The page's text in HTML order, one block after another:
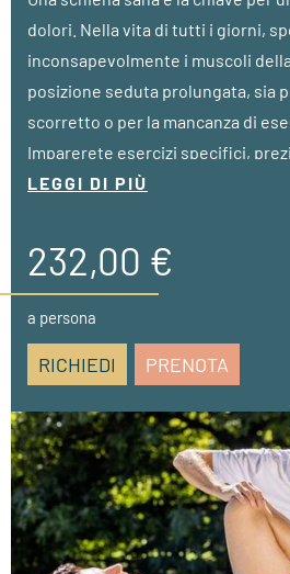
dolori. Nella vita di tutti i giorni,
inconsapevolmente i muscoli
posizione seduta prolungata, sia
scorretto o per la mancanza di
Imparerete esercizi specifici,
postura e tecniche di
• a partire da 3 notti
LEGGI DI PIÙ
232,00 €
a persona
RICHIEDI PRENOTA